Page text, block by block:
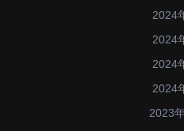
2024
2024
2024
2024
2023